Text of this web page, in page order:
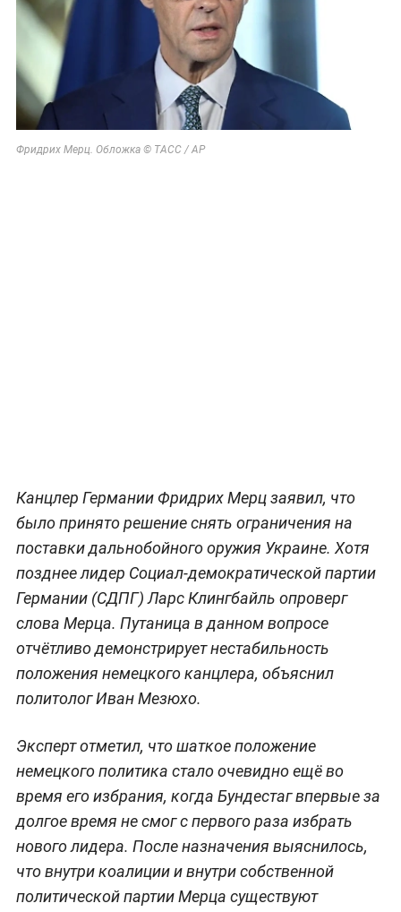
Фридрих Мерц. Обложка © ТАСС / АР
Канцлер Германии Фридрих Мерц заявил, что
было принято решение снять ограничения на
поставки дальнобойного оружия Украине. Хотя
позднее лидер Социал-демократической партии
Германии (СДПГ) Ларс Клингбайль опроверг
слова Мерца. Путаница в данном вопросе
отчётливо демонстрирует нестабильность
положения немецкого канцлера, объяснил
политолог Иван Мезюхо.
Эксперт отметил, что шаткое положение
немецкого политика стало очевидно ещё во
время его избрания, когда Бундестаг впервые за
долгое время не смог с первого раза избрать
нового лидера. После назначения выяснилось,
что внутри коалиции и внутри собственной
политической партии Мерца существуют